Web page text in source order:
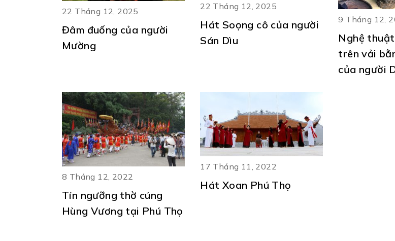
22 Tháng 12, 2025
Đâm đuống của người
Mường
22 Tháng 12, 2025
Hát Soọng cô của người
Sán Dìu
9 Tháng 12,
Nghệ
trên vải
của người
8 Tháng 12, 2022
Tín ngưỡng thờ cúng
Hùng Vương tại Phú Thọ
17 Tháng 11, 2022
Hát Xoan Phú Thọ